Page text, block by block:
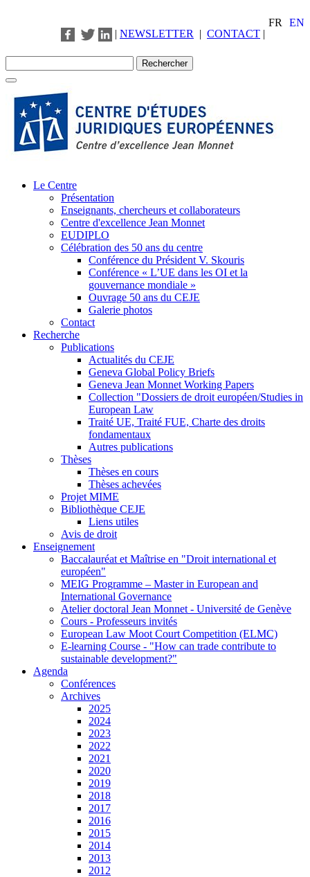
FR
EN
| NEWSLETTER | CONTACT |
Le Centre
Présentation
Enseignants, chercheurs et collaborateurs
Centre d'excellence Jean Monnet
EUDIPLO
Célébration des 50 ans du centre
Conférence du Président V. Skouris
Conférence « L’UE dans les OI et la
gouvernance mondiale »
Ouvrage 50 ans du CEJE
Galerie photos
Contact
Recherche
Publications
Actualités du CEJE
Geneva Global Policy Briefs
Geneva Jean Monnet Working Papers
Collection "Dossiers de droit européen/Studies in
European Law
Traité UE, Traité FUE, Charte des droits
fondamentaux
Autres publications
Thèses
Thèses en cours
Thèses achevées
Projet MIME
Bibliothèque CEJE
Liens utiles
Avis de droit
Enseignement
Baccalauréat et Maîtrise en "Droit international et
européen"
MEIG Programme – Master in European and
International Governance
Atelier doctoral Jean Monnet - Université de Genève
Cours - Professeurs invités
European Law Moot Court Competition (ELMC)
E-learning Course - "How can trade contribute to
sustainable development?"
Agenda
Conférences
Archives
2025
2024
2023
2022
2021
2020
2019
2018
2017
2016
2015
2014
2013
2012